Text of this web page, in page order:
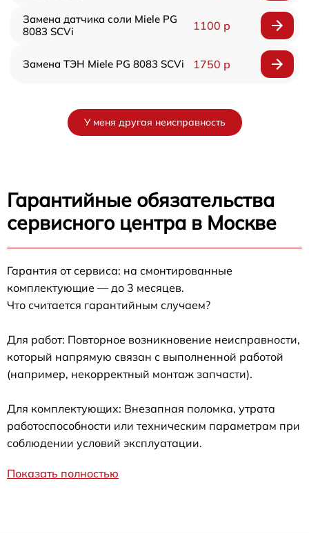
Замена датчика соли Miele PG
8083 SCVi
1100 р
Замена ТЭН Miele PG 8083 SCVi 1750 р
У меня другая неисправность
Гарантийные обязательства
сервисного центра в Москве
Гарантия от сервиса: на смонтированные
комплектующие — до 3 месяцев.
Что считается гарантийным случаем?
Для работ: Повторное возникновение неисправности,
который напрямую связан с выполненной работой
(например, некорректный монтаж запчасти).
Для комплектующих: Внезапная поломка, утрата
работоспособности или техническим параметрам при
соблюдении условий эксплуатации.
Показать полностью